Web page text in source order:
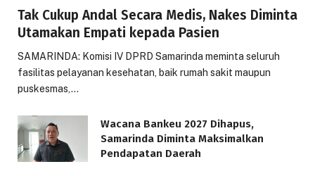
Tak Cukup Andal Secara Medis, Nakes Diminta
Utamakan Empati kepada Pasien
SAMARINDA: Komisi IV DPRD Samarinda meminta seluruh
fasilitas pelayanan kesehatan, baik rumah sakit maupun
puskesmas,…
Wacana Bankeu 2027 Dihapus,
Samarinda Diminta Maksimalkan
Pendapatan Daerah